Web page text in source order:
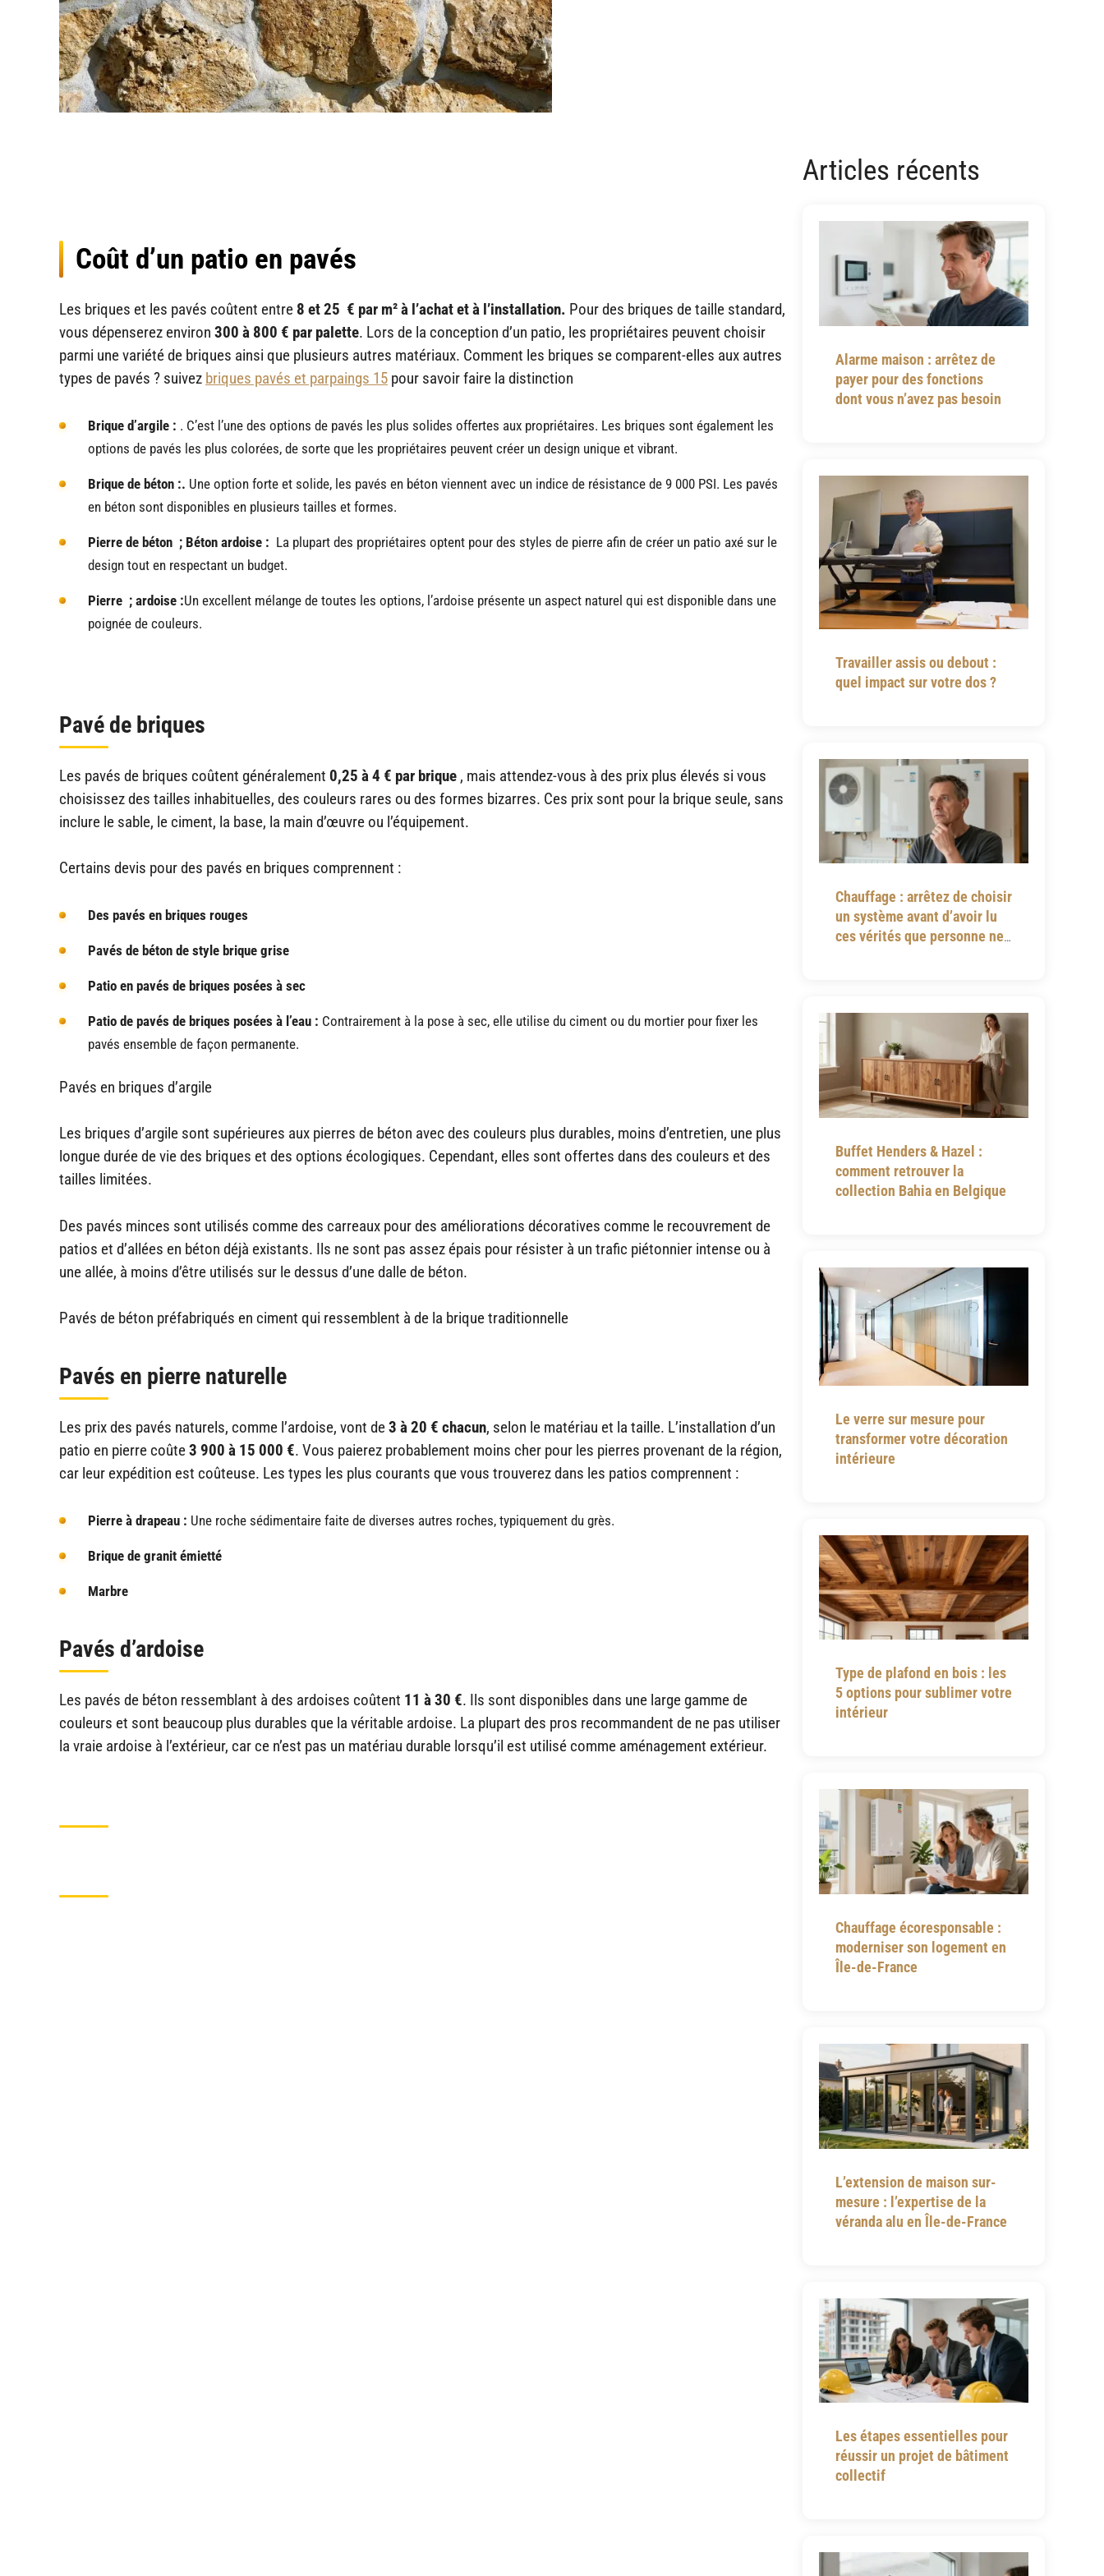
Coût d’un patio en pavés
Les briques et les pavés coûtent entre 8 et 25 € par m² à l’achat et à l’installation. Pour des briques de taille standard,
vous dépenserez environ 300 à 800 € par palette. Lors de la conception d’un patio, les propriétaires peuvent choisir
parmi une variété de briques ainsi que plusieurs autres matériaux. Comment les briques se comparent-elles aux autres
types de pavés ? suivez briques pavés et parpaings 15 pour savoir faire la distinction
Brique d’argile : . C’est l’une des options de pavés les plus solides offertes aux propriétaires. Les briques sont également les
options de pavés les plus colorées, de sorte que les propriétaires peuvent créer un design unique et vibrant.
Brique de béton :. Une option forte et solide, les pavés en béton viennent avec un indice de résistance de 9 000 PSI. Les pavés
en béton sont disponibles en plusieurs tailles et formes.
Pierre de béton ; Béton ardoise : La plupart des propriétaires optent pour des styles de pierre afin de créer un patio axé sur le
design tout en respectant un budget.
Pierre ; ardoise :Un excellent mélange de toutes les options, l’ardoise présente un aspect naturel qui est disponible dans une
poignée de couleurs.
Pavé de briques
Les pavés de briques coûtent généralement 0,25 à 4 € par brique , mais attendez-vous à des prix plus élevés si vous
choisissez des tailles inhabituelles, des couleurs rares ou des formes bizarres. Ces prix sont pour la brique seule, sans
inclure le sable, le ciment, la base, la main d’œuvre ou l’équipement.
Certains devis pour des pavés en briques comprennent :
Des pavés en briques rouges
Pavés de béton de style brique grise
Patio en pavés de briques posées à sec
Patio de pavés de briques posées à l’eau : Contrairement à la pose à sec, elle utilise du ciment ou du mortier pour fixer les
pavés ensemble de façon permanente.
Pavés en briques d’argile
Les briques d’argile sont supérieures aux pierres de béton avec des couleurs plus durables, moins d’entretien, une plus
longue durée de vie des briques et des options écologiques. Cependant, elles sont offertes dans des couleurs et des
tailles limitées.
Des pavés minces sont utilisés comme des carreaux pour des améliorations décoratives comme le recouvrement de
patios et d’allées en béton déjà existants. Ils ne sont pas assez épais pour résister à un trafic piétonnier intense ou à
une allée, à moins d’être utilisés sur le dessus d’une dalle de béton.
Pavés de béton préfabriqués en ciment qui ressemblent à de la brique traditionnelle
Pavés en pierre naturelle
Les prix des pavés naturels, comme l’ardoise, vont de3 à 20 € chacun, selon le matériau et la taille. L’installation d’un
patio en pierre coûte3 900 à 15 000 €. Vous paierez probablement moins cher pour les pierres provenant de la région,
car leur expédition est coûteuse. Les types les plus courants que vous trouverez dans les patios comprennent :
Pierre à drapeau : Une roche sédimentaire faite de diverses autres roches, typiquement du grès.
Brique de granit émietté
Marbre
Pavés d’ardoise
Les pavés de béton ressemblant à des ardoises coûtent 11 à 30 €. Ils sont disponibles dans une large gamme de
couleurs et sont beaucoup plus durables que la véritable ardoise. La plupart des pros recommandent de ne pas utiliser
la vraie ardoise à l’extérieur, car ce n’est pas un matériau durable lorsqu’il est utilisé comme aménagement extérieur.
Articles récents
Alarme maison : arrêtez de
payer pour des fonctions
dont vous n’avez pas besoin
Travailler assis ou debout :
quel impact sur votre dos ?
Chauffage : arrêtez de choisir
un système avant d’avoir lu
ces vérités que personne ne
Buffet Henders & Hazel :
comment retrouver la
collection Bahia en Belgique
Le verre sur mesure pour
transformer votre décoration
intérieure
Type de plafond en bois : les
5 options pour sublimer votre
intérieur
Chauffage écoresponsable :
moderniser son logement en
Île-de-France
L’extension de maison sur-
mesure : l’expertise de la
véranda alu en Île-de-France
Les étapes essentielles pour
réussir un projet de bâtiment
collectif